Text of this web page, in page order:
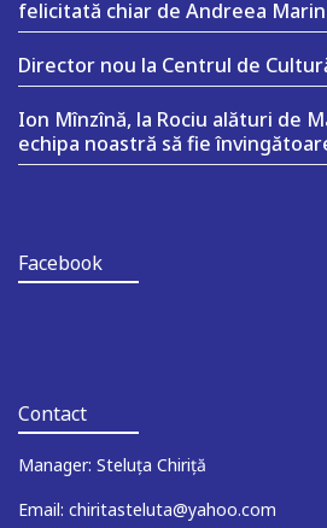
felicitată chiar de Andreea
Director nou la Centrul de
Ion Mînzînă, la Rociu alături de
echipa noastră să fie
Facebook
Contact
Manager: Steluța Chiriță
Email: chiritasteluta@yahoo.com